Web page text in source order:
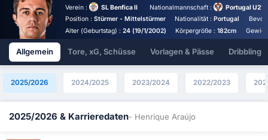
Verein : SL Benfica II Nationalmannschaft :
Portugal U21
Position : Stürmer - Mittelstürmer Nationalität :Portugal
Alter (Geburtstag) : 24 (19/1/2002) Körpergröße :182cm
Allgemein Tore, xG, Schüsse Vorlagen & Pässe Dribbling
2025/2026 2024/2025 2023/2024 2022/2023
2025/2026 & Karrieredaten- Henrique Araújo